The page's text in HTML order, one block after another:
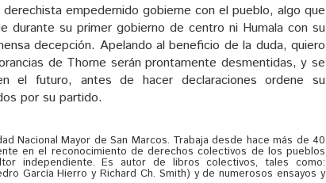
empedernido gobierne con el pueblo, algo que
durante su primer gobierno de centro ni Humala con su
decepción. Apelando al beneficio de la duda, quiero
de Thorne serán prontamente desmentidas, y se
futuro, antes de hacer declaraciones ordene su
por su partido.
Nacional Mayor de San Marcos. Trabaja desde hace más de 40
en el reconocimiento de derechos colectivos de los pueblos
independiente. Es autor de libros colectivos, tales como:
García Hierro y Richard Ch. Smith) y de numerosos ensayos y